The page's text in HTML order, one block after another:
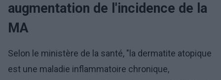
augmentation de l'incidence de la
MA
Selon le ministère de la santé, "la dermatite atopique
est une maladie inflammatoire chronique,